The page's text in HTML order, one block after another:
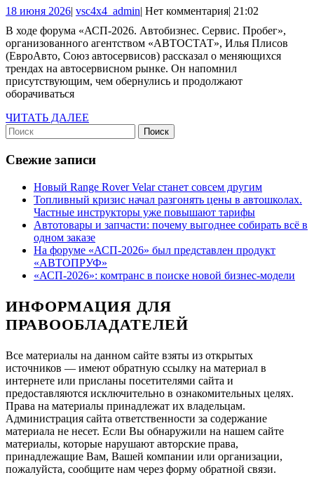
тренды
на
рынке
автосервиса
18 июня 202618
2026
| vsc4x4_adminvsc4x4_admin
| Нет комментария| 21:02
В ходе форума «АСП-2026. Автобизнес. Сервис. Пробег»,
организованного агентством «АВТОСТАТ», Илья Плисов
(ЕвроАвто, Союз автосервисов) рассказал о меняющихся
трендах на автосервисном рынке. Он напомнил
присутствующим, чем обернулись и продолжают
оборачиваться
ЧИТАТЬ ДАЛЕЕ
Найти:
Свежие записи
Новый Range Rover Velar станет совсем другим
Топливный кризис начал разгонять цены в автошколах.
Частные инструкторы уже повышают тарифы
Автотовары и запчасти: почему выгоднее собирать всё в
одном заказе
На форуме «АСП-2026» был представлен продукт
«АВТОПРУФ»
«АСП-2026»: комтранс в поиске новой бизнес-модели
ИНФОРМАЦИЯ ДЛЯ
ПРАВООБЛАДАТЕЛЕЙ
Все материалы на данном сайте взяты из открытых
источников — имеют обратную ссылку на материал в
интернете или присланы посетителями сайта и
предоставляются исключительно в ознакомительных целях.
Права на материалы принадлежат их владельцам.
Администрация сайта ответственности за содержание
материала не несет. Если Вы обнаружили на нашем сайте
материалы, которые нарушают авторские права,
принадлежащие Вам, Вашей компании или организации,
пожалуйста, сообщите нам через форму обратной связи.